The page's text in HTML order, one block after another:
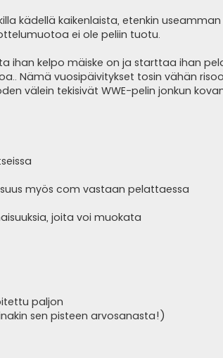
kädellä kaikenlaista, etenkin
ei ole peliin tuotu.
ihan kelpo mäiske on ja starttaa ihan
Nämä vuosipäivitykset tosin vähän
välein tekisivät WWE-pelin jonkun
myös com vastaan pelattaessa
joita voi muokata
paljon
sen pisteen arvosanasta!)